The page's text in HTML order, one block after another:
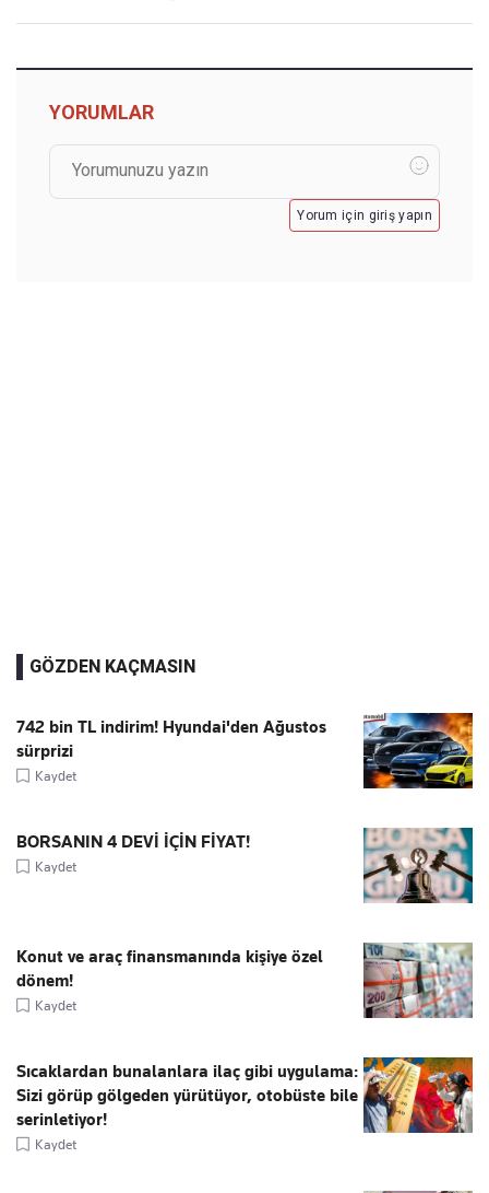
YORUMLAR
Yorum için giriş yapın
GÖZDEN KAÇMASIN
742 bin TL indirim! Hyundai'den Ağustos
sürprizi
Kaydet
BORSANIN 4 DEVİ İÇİN FİYAT!
Kaydet
Konut ve araç finansmanında kişiye özel
dönem!
Kaydet
Sıcaklardan bunalanlara ilaç gibi uygulama:
Sizi görüp gölgeden yürütüyor, otobüste bile
serinletiyor!
Kaydet